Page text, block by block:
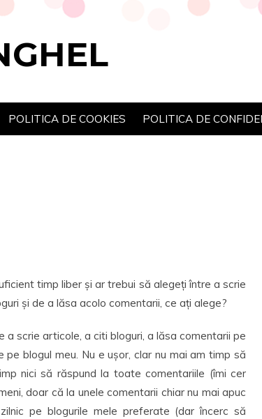
POLITICA DE COOKIES POLITICA DE
timp liber și ar trebui să alegeți între a scrie
și de a lăsa acolo comentarii, ce ați alege?
a scrie articole, a citi bloguri, a lăsa comentarii pe
blogul meu. Nu e ușor, clar nu mai am timp să
nici să răspund la toate comentariile (îmi cer
doar că la unele comentarii chiar nu mai apuc
pe blogurile mele preferate (dar încerc să